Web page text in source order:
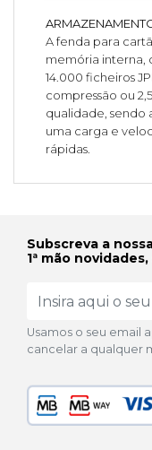
A fenda para
memória interna,
14.000 ficheiros
compressão ou
qualidade, sendo
uma carga e
rápidas.
Subscreva a
1ª mão
Usamos o seu email
cancelar a qualquer